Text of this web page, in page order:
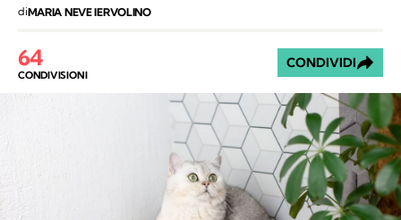
diMARIA NEVE IERVOLINO
64
CONDIVISIONI
CONDIVIDI